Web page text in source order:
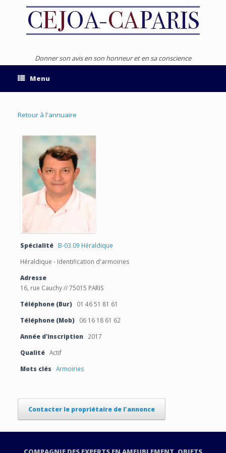
Donner son avis en son honneur et en sa conscience
Menu
Retour à l'annuaire
Spécialité
B-03.09 Héraldique
Héraldique - Identification d'armoiries
Adresse
16, rue Cauchy // 75015 PARIS
Téléphone (Bur)
01 46 51 81 61
Téléphone (Mob)
06 16 18 61 62
Année d'inscription
2017
Qualité Actif
Mots clés
Armoiries
Contacter le propriétaire de l'annonce